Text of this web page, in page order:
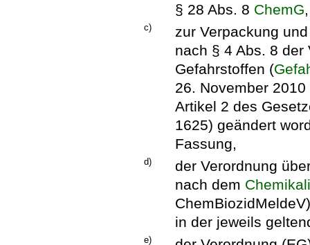
§ 28 Abs. 8 ChemG,
c)
zur Verpackung
nach § 4 Abs. 8 der
Gefahrstoffen (
26. November
Artikel 2 des
1625) geändert
Fassung,
d)
der Verordnung
nach dem
in der jeweils
e)